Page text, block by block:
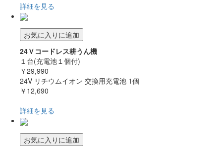
詳細を見る
お気に入りに追加
24Ｖコードレス耕うん機
１台(充電池１個付)
￥29,990
24V リチウムイオン 交換用充電池 1個
￥12,690
詳細を見る
お気に入りに追加